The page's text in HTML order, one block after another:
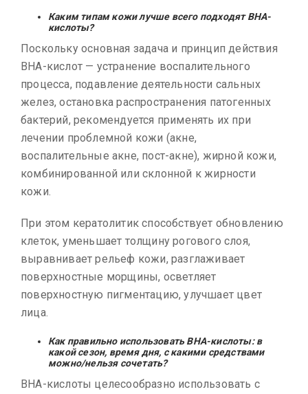
Каким типам кожи лучше всего подходят BHA-
кислоты?
Поскольку основная задача и принцип действия
BHA-кислот — устранение воспалительного
процесса, подавление деятельности сальных
желез, остановка распространения патогенных
бактерий, рекомендуется применять их при
лечении проблемной кожи (акне,
воспалительные акне, пост-акне), жирной кожи,
комбинированной или склонной к жирности
кожи.
При этом кератолитик способствует обновлению
клеток, уменьшает толщину рогового слоя,
выравнивает рельеф кожи, разглаживает
поверхностные морщины, осветляет
поверхностную пигментацию, улучшает цвет
лица.
Как правильно использовать BHA-кислоты: в
какой сезон, время дня, с какими средствами
можно/нельзя сочетать?
ВНА-кислоты целесообразно использовать с